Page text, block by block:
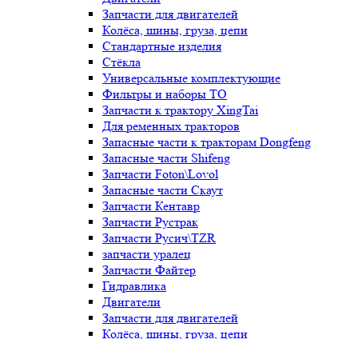
Запчасти для двигателей
Колёса, шины, груза, цепи
Стандартные изделия
Стёкла
Универсальные комплектующие
Фильтры и наборы ТО
Запчасти к трактору XingTai
Для ременных тракторов
Запасные части к тракторам Dongfeng
Запасные части Shifeng
Запчасти Foton\Lovol
Запасные части Скаут
Запчасти Кентавр
Запчасти Рустрак
Запчасти Русич\TZR
запчасти уралец
Запчасти Файтер
Гидравлика
Двигатели
Запчасти для двигателей
Колёса, шины, груза, цепи